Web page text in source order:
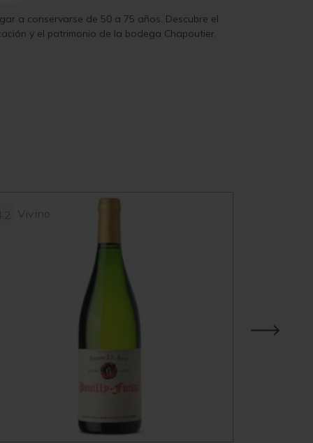
a conservarse de 50 a 75 años. Descubre el
y el patrimonio de la bodega Chapoutier.
Vivino